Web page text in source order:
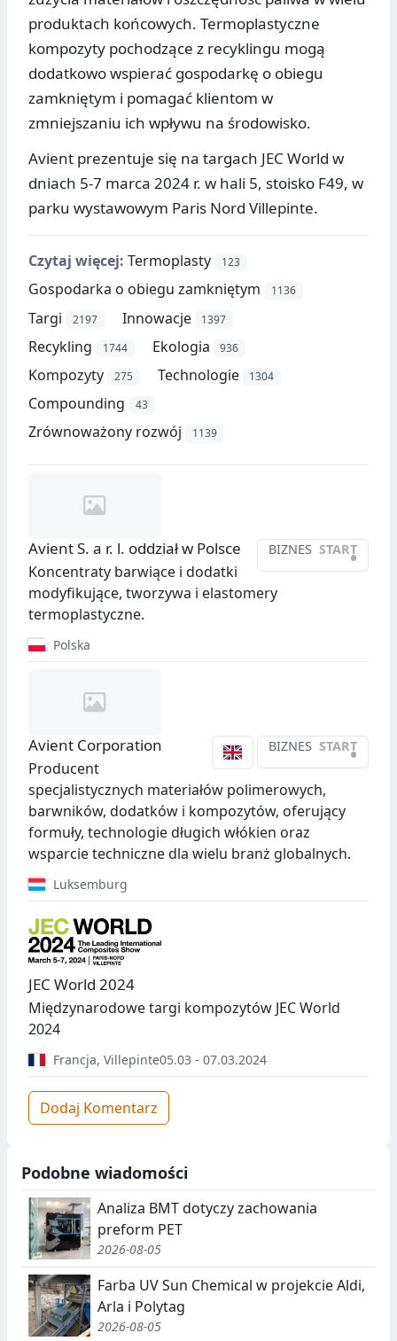
produktach końcowych. Termoplastyczne
kompozyty pochodzące z recyklingu mogą
dodatkowo wspierać gospodarkę o obiegu
zamkniętym i pomagać klientom w
zmniejszaniu ich wpływu na środowisko.
Avient prezentuje się na targach JEC World w
dniach 5-7 marca 2024 r. w hali 5, stoisko F49, w
parku wystawowym Paris Nord Villepinte.
Czytaj więcej: Termoplasty 123
Gospodarka o obiegu zamkniętym 1136
Targi 2197 Innowacje 1397
Recykling 1744 Ekologia 936
Kompozyty 275 Technologie 1304
Compounding 43
Zrównoważony rozwój 1139
BIZNES START
•
Avient S. a r. l. oddział w Polsce
Koncentraty barwiące i dodatki
modyfikujące, tworzywa i elastomery
termoplastyczne.
Polska
BIZNES START
•
Avient Corporation
Producent
specjalistycznych materiałów polimerowych,
barwników, dodatków i kompozytów, oferujący
formuły, technologie długich włókien oraz
wsparcie techniczne dla wielu branż globalnych.
Luksemburg
JEC World 2024
Międzynarodowe targi kompozytów JEC World
2024
Francja, Villepinte05.03 - 07.03.2024
Dodaj Komentarz
Podobne wiadomości
Analiza BMT dotyczy zachowania
preform PET
2026-08-05
Farba UV Sun Chemical w projekcie Aldi,
Arla i Polytag
2026-08-05